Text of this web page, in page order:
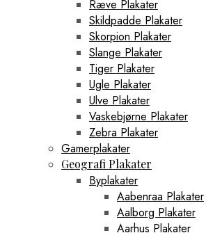
Ræve Plakater
Skildpadde Plakater
Skorpion Plakater
Slange Plakater
Tiger Plakater
Ugle Plakater
Ulve Plakater
Vaskebjørne Plakater
Zebra Plakater
Gamerplakater
Geografi Plakater
Byplakater
Aabenraa Plakater
Aalborg Plakater
Aarhus Plakater